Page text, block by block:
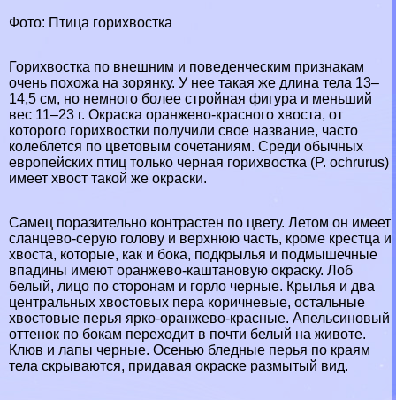
Фото: Птица горихвостка
Горихвостка по внешним и поведенческим признакам
очень похожа на зорянку. У нее такая же длина тела 13–
14,5 см, но немного более стройная фигура и меньший
вес 11–23 г. Окраска оранжево-красного хвоста, от
которого горихвостки получили свое название, часто
колeблется по цветовым сочетаниям. Среди обычных
европейских птиц только черная горихвостка (P. ochrurus)
имеет хвост такой же окраски.
Самец поразительно контрастен по цвету. Летом он имеет
сланцево-серую голову и верхнюю часть, кроме крестца и
хвоста, которые, как и бока, подкрылья и подмышечные
впадины имеют оранжево-каштановую окраску. Лоб
белый, лицо по сторонам и горло черные. Крылья и два
центральных хвостовых пера коричневые, остальные
хвостовые перья ярко-оранжево-красные. Апельсиновый
оттенок по бокам переходит в почти белый на животе.
Клюв и лапы черные. Осенью бледные перья по краям
тела скрываются, придавая окраске размытый вид.